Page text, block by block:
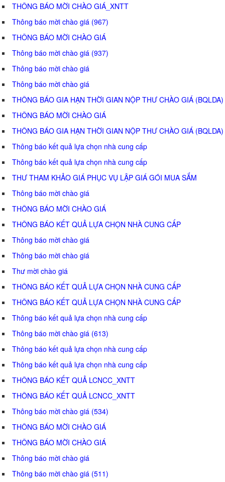
THÔNG BÁO MỜI CHÀO GIÁ_XNTT
Thông báo mời chào giá (967)
THÔNG BÁO MỜI CHÀO GIÁ
Thông báo mời chào giá (937)
Thông báo mời chào giá
Thông báo mời chào giá
THÔNG BÁO GIA HẠN THỜI GIAN NỘP THƯ CHÀO GIÁ (BQLDA)
THÔNG BÁO MỜI CHÀO GIÁ
THÔNG BÁO GIA HẠN THỜI GIAN NỘP THƯ CHÀO GIÁ (BQLDA)
Thông báo kết quả lựa chọn nhà cung cấp
Thông báo kết quả lựa chọn nhà cung cấp
THƯ THAM KHẢO GIÁ PHỤC VỤ LẬP GIÁ GÓI MUA SẮM
Thông báo mời chào giá
THÔNG BÁO MỜI CHÀO GIÁ
THÔNG BÁO KẾT QUẢ LỰA CHỌN NHÀ CUNG CẤP
Thông báo mời chào giá
Thông báo mời chào giá
Thư mời chào giá
THÔNG BÁO KẾT QUẢ LỰA CHỌN NHÀ CUNG CẤP
THÔNG BÁO KẾT QUẢ LỰA CHỌN NHÀ CUNG CẤP
Thông báo kết quả lựa chọn nhà cung cấp
Thông báo mời chào giá (613)
Thông báo kết quả lựa chọn nhà cung cấp
Thông báo kết quả lựa chọn nhà cung cấp
THÔNG BÁO KẾT QUẢ LCNCC_XNTT
THÔNG BÁO KẾT QUẢ LCNCC_XNTT
Thông báo mời chào giá (534)
THÔNG BÁO MỜI CHÀO GIÁ
THÔNG BÁO MỜI CHÀO GIÁ
Thông báo mời chào giá
Thông báo mời chào giá (511)